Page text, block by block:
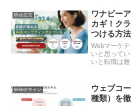
Web広告
ワナビー
カギ！ク
つける方法
Webマーケ
いと思って
いと転職は
も実践的じ
いませんか
な不安を感
ミーの実務
Webデザイン
ウェブコ
種類）を